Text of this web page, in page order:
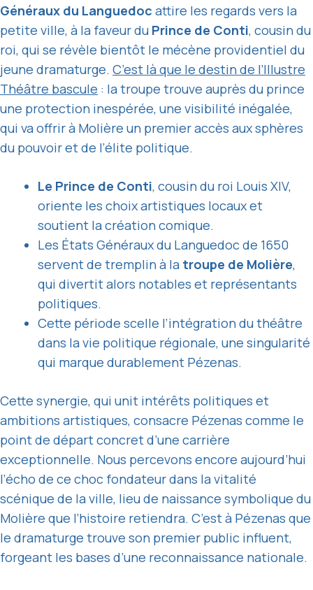
Généraux du Languedoc attire les regards vers la
petite ville, à la faveur du Prince de Conti, cousin du
roi, qui se révèle bientôt le mécène providentiel du
jeune dramaturge. C’est là que le destin de l’Illustre
Théâtre bascule : la troupe trouve auprès du prince
une protection inespérée, une visibilité inégalée,
qui va offrir à Molière un premier accès aux sphères
du pouvoir et de l’élite politique.
Le Prince de Conti, cousin du roi Louis XIV,
oriente les choix artistiques locaux et
soutient la création comique.
Les États Généraux du Languedoc de 1650
servent de tremplin à la troupe de Molière,
qui divertit alors notables et représentants
politiques.
Cette période scelle l’intégration du théâtre
dans la vie politique régionale, une singularité
qui marque durablement Pézenas.
Cette synergie, qui unit intérêts politiques et
ambitions artistiques, consacre Pézenas comme le
point de départ concret d’une carrière
exceptionnelle. Nous percevons encore aujourd’hui
l’écho de ce choc fondateur dans la vitalité
scénique de la ville, lieu de naissance symbolique du
Molière que l’histoire retiendra. C’est à Pézenas que
le dramaturge trouve son premier public influent,
forgeant les bases d’une reconnaissance nationale.